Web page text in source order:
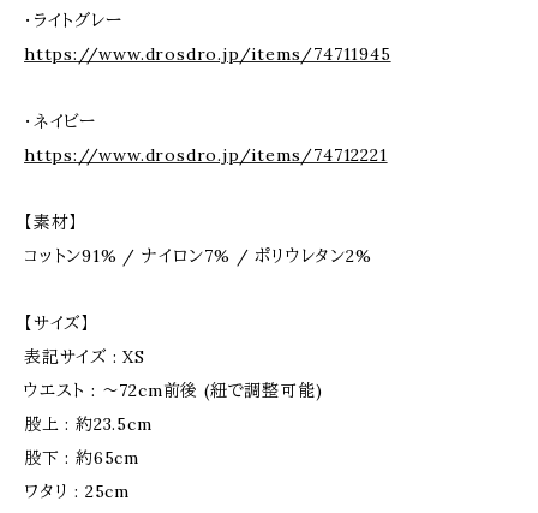
・ライトグレー
https://www.drosdro.jp/items/74711945
・ネイビー
https://www.drosdro.jp/items/74712221
【素材】
コットン91% / ナイロン7% / ポリウレタン2%
【サイズ】
表記サイズ : XS
ウエスト : 〜72cm前後 (紐で調整可能)
股上 : 約23.5cm
股下 : 約65cm
ワタリ : 25cm